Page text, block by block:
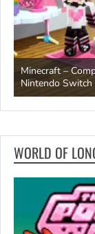
Minecraft –
Nintendo Switch
WORLD OF